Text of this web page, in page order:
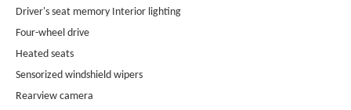
Driver's seat memory Interior lighting
Four-wheel drive
Heated seats
Sensorized windshield wipers
Rearview camera